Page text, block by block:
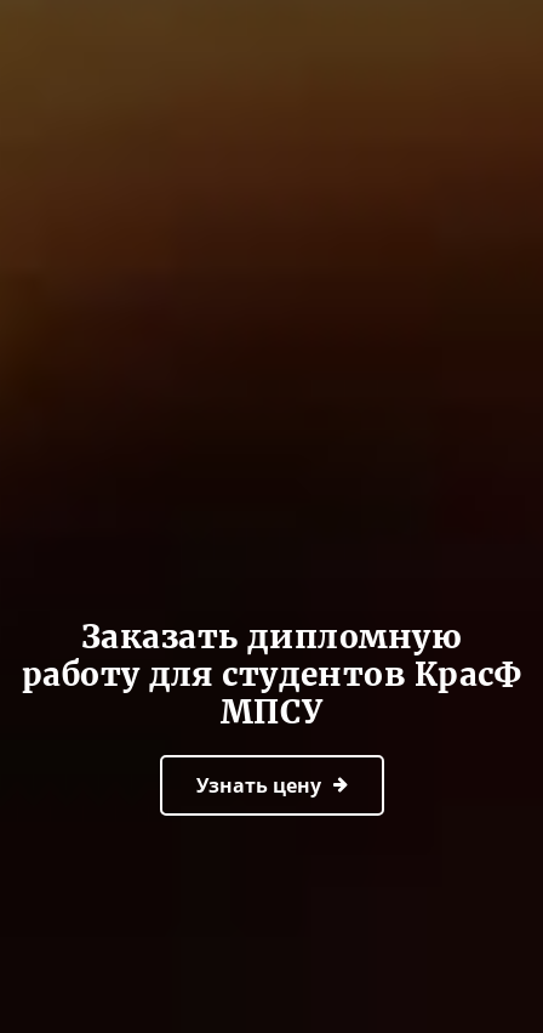
Заказать дипломную
работу для студентов КрасФ
МПСУ
Узнать цену